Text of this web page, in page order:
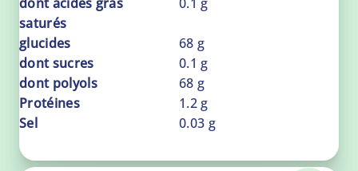
saturés
glucides 68 g
dont sucres
0.1 g
dont polyols
68 g
Protéines
1.2g
Sel
0.03 g